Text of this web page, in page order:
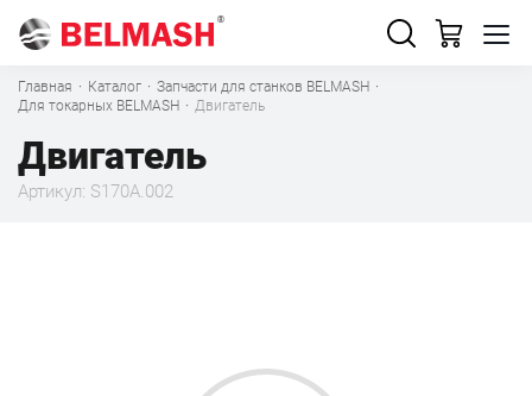
Главная · Каталог · Запчасти для станков BELMASH ·
Для токарных BELMASH · Двигатель
Двигатель
Артикул: S170A.002